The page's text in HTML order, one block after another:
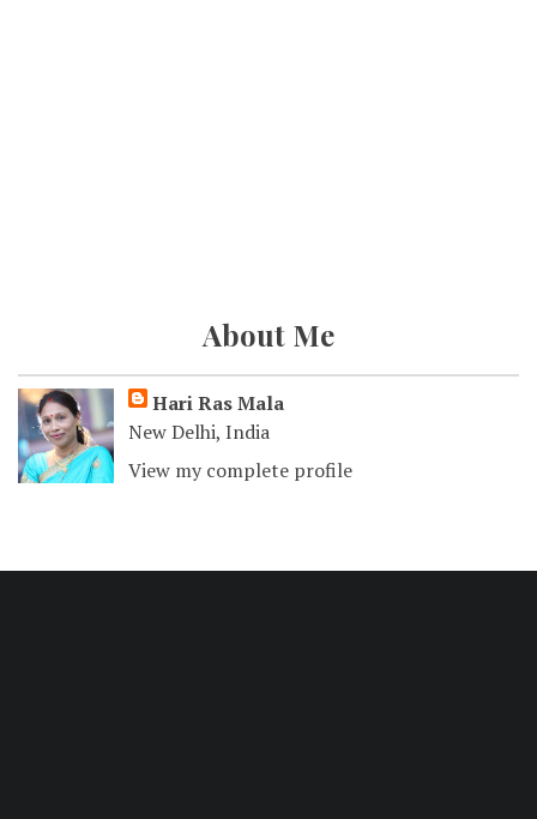
About Me
Hari Ras Mala
New Delhi, India
View my complete profile